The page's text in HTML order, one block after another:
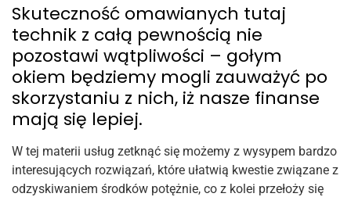
Skuteczność omawianych tutaj
technik z całą pewnością nie
pozostawi wątpliwości – gołym
okiem będziemy mogli zauważyć po
skorzystaniu z nich, iż nasze finanse
mają się lepiej.
W tej materii usług zetknąć się możemy z wysypem bardzo
interesujących rozwiązań, które ułatwią kwestie związane z
odzyskiwaniem środków potężnie, co z kolei przełoży się